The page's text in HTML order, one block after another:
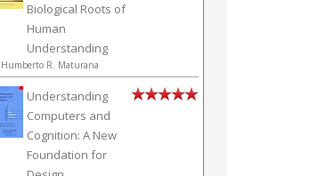
Biological Roots of
Human
Understanding
Humberto R. Maturana
Understanding
Computers and
Cognition: A New
Foundation for